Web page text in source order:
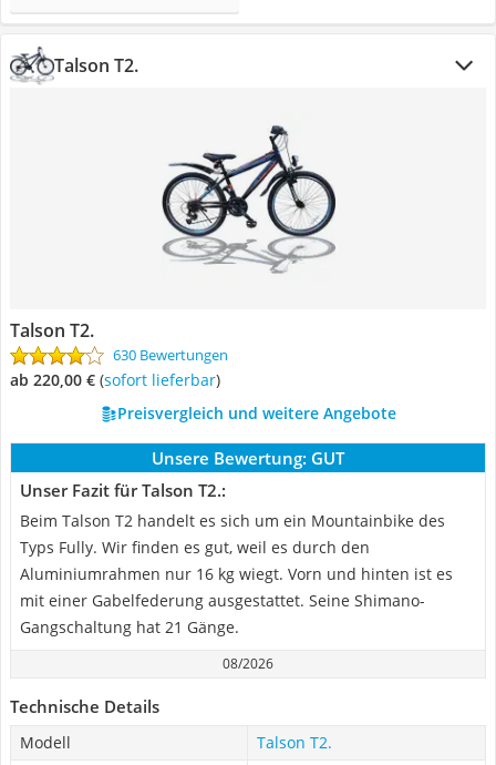
Talson T2.
Talson T2.
630 Bewertungen
ab 220,00 € ( Sofort lieferbar)
Preisvergleich und weitere Angebote
Unsere Bewertung: GUT
Unser Fazit für Talson T2.:
Beim Talson T2 handelt es sich um ein Mountainbike des
Typs Fully. Wir finden es gut, weil es durch den
Aluminiumrahmen nur 16 kg wiegt. Vorn und hinten ist es
mit einer Gabelfederung ausgestattet. Seine Shimano-
Gangschaltung hat 21 Gänge.
08/2026
Technische Details
Modell
Talson T2.